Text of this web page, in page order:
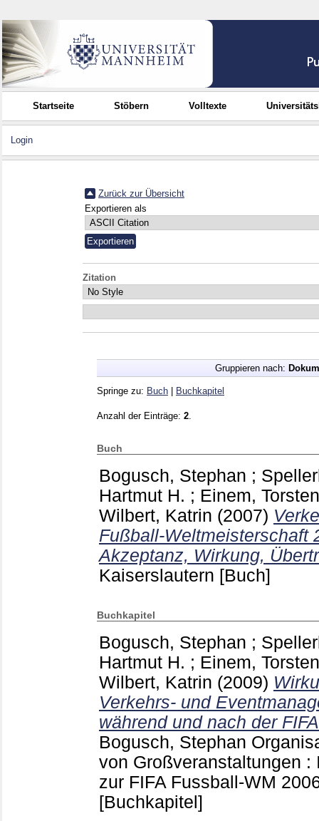
Startseite Stöbern Volltexte
Login
Zurück zur Übersicht
Exportieren als
Zitation
Gruppieren nach:
Springe zu: Buch Buchkapitel
Anzahl der Einträge: 2
Buch
Bogusch, Stephan ;
Hartmut H. ; Einem,
Wilbert, Katrin (2007)
Fußball-Weltmeisterschaft
Akzeptanz, Wirkung,
Kaiserslautern [Buch]
Buchkapitel
Bogusch, Stephan ;
Hartmut H. ; Einem,
Wilbert, Katrin (2009)
Verkehrs- und
während und nach der
Bogusch, Stephan
von Großveranstaltungen
zur FIFA Fussball-WM
[Buchkapitel]